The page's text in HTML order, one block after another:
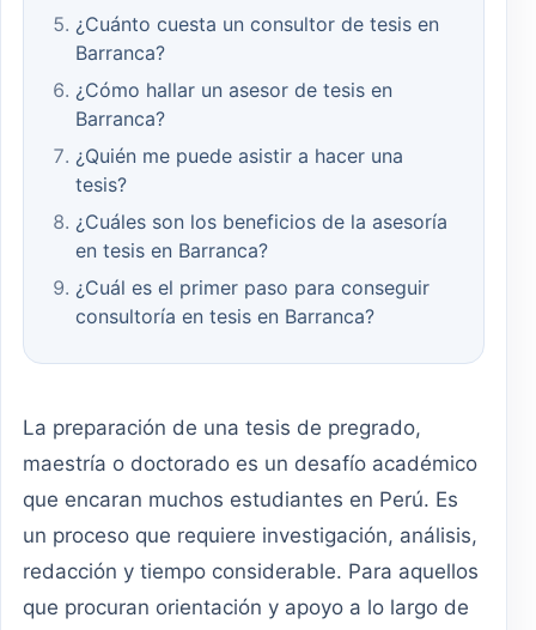
¿Cuánto cuesta un consultor de tesis en
Barranca?
¿Cómo hallar un asesor de tesis en
Barranca?
¿Quién me puede asistir a hacer una
tesis?
¿Cuáles son los beneficios de la asesoría
en tesis en Barranca?
¿Cuál es el primer paso para conseguir
consultoría en tesis en Barranca?
La preparación de una tesis de pregrado,
maestría o doctorado es un desafío académico
que encaran muchos estudiantes en Perú. Es
un proceso que requiere investigación, análisis,
redacción y tiempo considerable. Para aquellos
que procuran orientación y apoyo a lo largo de